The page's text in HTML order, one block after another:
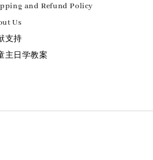
and Refund Policy
Us
支持
主日学教案